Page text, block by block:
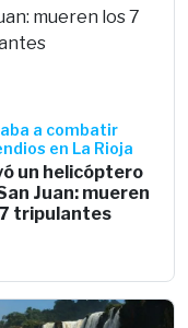
a combatir
en La Rioja
un helicóptero
Juan: mueren
tripulantes